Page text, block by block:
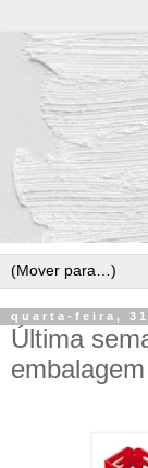
quarta-feira,
Última